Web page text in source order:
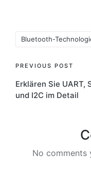
Bluetooth-
Post
navigation
PREVIOUS POST
Erklären Sie UART,
und I2C im Detail
No comments